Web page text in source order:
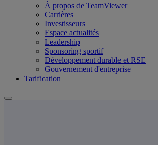
À propos de TeamViewer
Carrières
Investisseurs
Espace actualités
Leadership
Sponsoring sportif
Développement durable et RSE
Gouvernement d'entreprise
Tarification